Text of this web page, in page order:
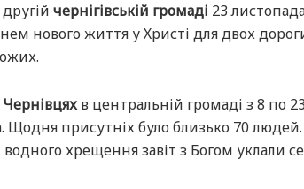
чернігівській громаді 23
нового життя у Христі для двох
Чернівцяхв центральній громаді з 8 по
Щодня присутніх було близько 70
хрещення завіт з Богом уклали